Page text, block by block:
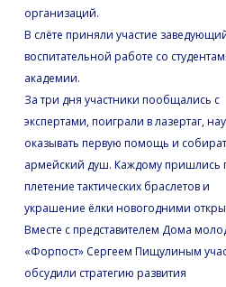
организаций.
В слёте приняли участие
воспитательной работе со
академии.
За три дня участники пообщались с
экспертами, поиграли в лазертаг,
оказывать первую помощь и
армейский душ. Каждому пришлись
плетение тактических браслетов и
украшение ёлки новогодними
Вместе с представителем Дома
«Форпост» Сергеем Пищулиным
обсудили стратегию развития